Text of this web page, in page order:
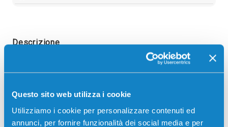
Questo sito web utilizza i cookie
Utilizziamo i cookie per personalizzare contenuti ed
annunci, per fornire funzionalità dei social media e per
Descrizione
Cartuccia originale Hp C5010DE 14 COLORE 400
OFFICEJET 5110V, Hp OFFICEJET 5110XI, Hp
OFFICEJET 7130, Hp OFFICEJET 7130XI, Hp
OFFICEJET 7140XI